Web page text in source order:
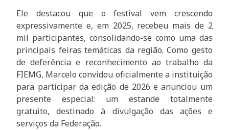
Ele destacou que o festival vem crescendo
expressivamente e, em 2025, recebeu mais de 2
mil participantes, consolidando-se como uma das
principais feiras temáticas da região. Como gesto
de deferência e reconhecimento ao trabalho da
FIEMG, Marcelo convidou oficialmente a instituição
para participar da edição de 2026 e anunciou um
presente especial: um estande totalmente
gratuito, destinado à divulgação das ações e
serviços da Federação.